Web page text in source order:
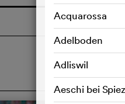
Acquarossa
Adelboden
Adliswil
Aeschi bei Spiez